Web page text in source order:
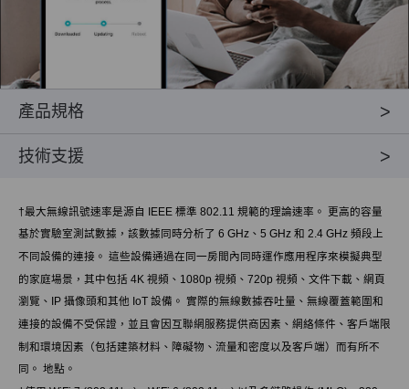
產品規格
技術支援
†最大無線訊號速率是源自 IEEE 標準 802.11 規範的理論速率。 更高的容量
基於實驗室測試數據，該數據同時分析了 6 GHz、5 GHz 和 2.4 GHz 頻段上
不同設備的連接。 這些設備通過在同一房間內同時運作應用程序來模擬典型
的家庭場景，其中包括 4K 視頻、1080p 視頻、720p 視頻、文件下載、網頁
瀏覽、IP 攝像頭和其他 IoT 設備。 實際的無線數據吞吐量、無線覆蓋範圍和
連接的設備不受保證，並且會因互聯網服務提供商因素、網絡條件、客戶端限
制和環境因素（包括建築材料、障礙物、流量和密度以及客戶端）而有所不
同。 地點。